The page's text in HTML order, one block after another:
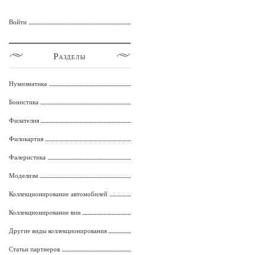
Войти
Разделы
Нумизматика
Бонистика
Филателия
Филокартия
Фалеристика
Моделизм
Коллекционирование автомобилей
Коллекционирование вин
Другие виды коллекционирования
Статьи партнеров